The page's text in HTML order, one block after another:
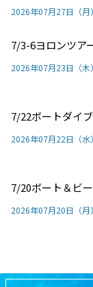
2026年07月27日（月）
7/3-6ヨロンツア
2026年07月23日（木）
7/22ボートダイ
2026年07月22日（水）
7/20ボート＆ビ
2026年07月20日（月）